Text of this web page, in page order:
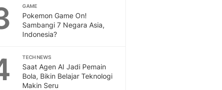
GAME
Pokemon Game On!
Sambangi 7 Negara Asia,
Indonesia?
TECH NEWS
Saat Agen AI Jadi Pemain
Bola, Bikin Belajar Teknologi
Makin Seru